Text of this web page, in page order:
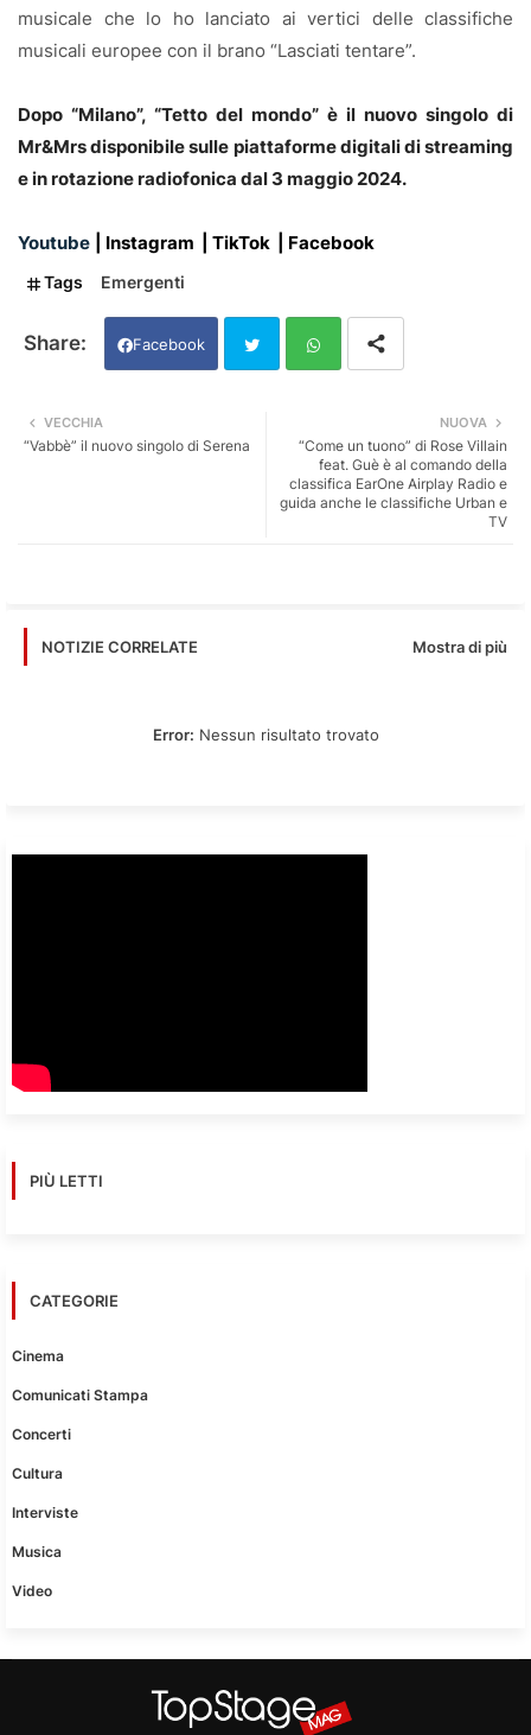
musicale che lo ho lanciato ai vertici delle classifiche
musicali europee con il brano “Lasciati tentare”.
Dopo “Milano”, “Tetto del mondo” è il nuovo singolo di
Mr&Mrs disponibile sulle piattaforme digitali di streaming
e in rotazione radiofonica dal 3 maggio 2024.
Youtube Instagram TikTok Facebook
Tags Emergenti
Facebook
tter ats
app
NUOVA
“Come un tuono” di Rose Villain
feat. Guè è al comando della
classifica EarOne Airplay Radio e
guida anche le classifiche Urban e
TV
VECCHIA
“Vabbè” il nuovo singolo di Serena
NOTIZIE CORRELATE Mostra di più
Error: Nessun risultato trovato
PIÙ LETTI
CATEGORIE
Cinema
Comunicati Stampa
Concerti
Cultura
Interviste
Musica
Video